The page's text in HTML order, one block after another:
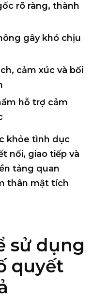
rõ ràng, thành
gây khó chịu
cảm xúc và bối
hỗ trợ cảm
khỏe tình dục
nối, giao tiếp và
tảng quan
thân mật tích
sử dụng
quyết